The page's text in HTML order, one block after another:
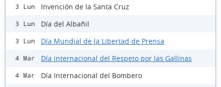
3 Lun Invención de la Santa Cruz
3 Lun Día del Albañil
3 Lun Día Mundial de la Libertad de Prensa
4 Mar Día internacional del Respeto por las Gallinas
4 Mar Día Internacional del Bombero